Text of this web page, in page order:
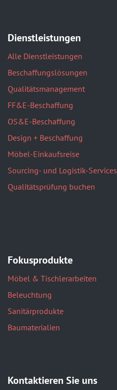
Dienstleistungen
Alle Dienstleistungen
Beschaffungslösungen
Qualitätsmanagement
FF&E-Beschaffung
OS&E-Beschaffung
Design + Beschaffung
Möbel-Einkaufsreise
Sourcing- und Logistik-Services
Qualitätsprüfung buchen
Fokusprodukte
Möbel & Tischlerarbeiten
Beleuchtung
Sanitärprodukte
Baumaterialien
Kontaktieren Sie uns